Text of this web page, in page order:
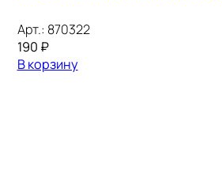
Арт.: 870322
190 ₽
В корзину